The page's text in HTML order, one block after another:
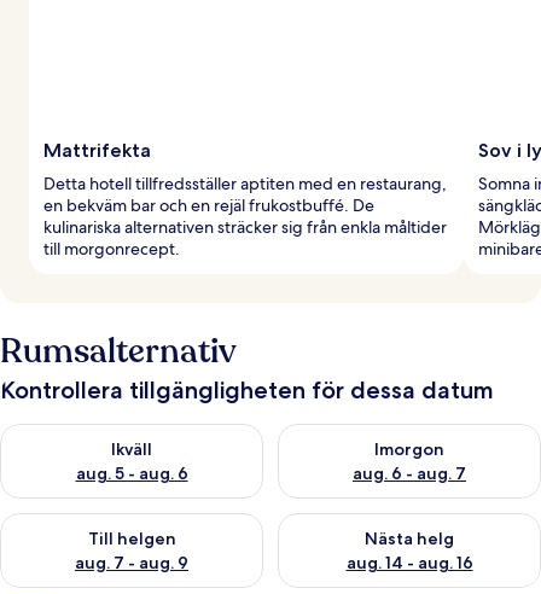
Mattrifekta
Detta hotell tillfredsställer aptiten med en restaurang,
en bekväm bar och en rejäl frukostbuffé. De
kulinariska alternativen sträcker sig från enkla måltider
till morgonrecept.
Sov i
Somna
Rumsalternativ
Kontrollera tillgängligheten för dessa datum
Ikväll
aug. 5 - aug. 6
Kontrollera tillgängligheten för ikväll aug. 5 - aug. 6
Imorgon
aug. 6 - aug. 7
Kontrollera tillgängligheten
Till helgen
aug. 7 - aug. 9
Kontrollera tillgängligheten för den här helgen aug. 7 - aug. 9
Nästa helg
aug. 14 - aug. 16
Kontrollera tillgängligheten